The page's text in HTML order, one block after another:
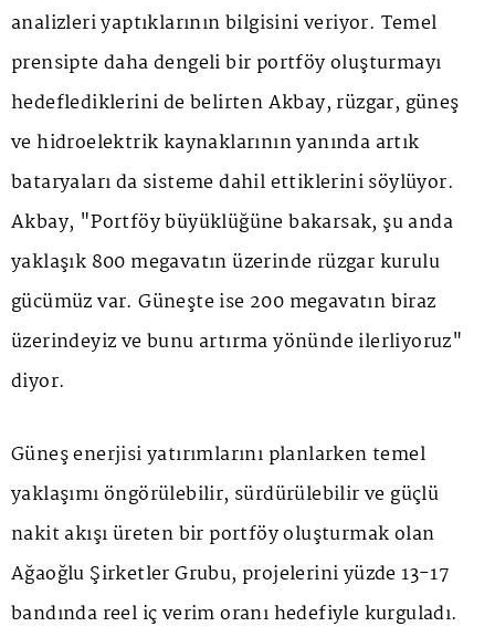
analizleri yaptıklarının bilgisini veriyor. Temel
prensipte daha dengeli bir portföy oluşturmayı
hedeflediklerini de belirten Akbay, rüzgar, güneş
ve hidroelektrik kaynaklarının yanında artık
bataryaları da sisteme dahil ettiklerini söylüyor.
Akbay, "Portföy büyüklüğüne bakarsak, şu anda
yaklaşık 800 megavatın üzerinde rüzgar kurulu
gücümüz var. Güneşte ise 200 megavatın biraz
üzerindeyiz ve bunu artırma yönünde ilerliyoruz"
diyor.
Güneş enerjisi yatırımlarını planlarken temel
yaklaşımı öngörülebilir, sürdürülebilir ve güçlü
nakit akışı üreten bir portföy oluşturmak olan
Ağaoğlu Şirketler Grubu, projelerini yüzde 13-17
bandında reel iç verim oranı hedefiyle kurguladı.